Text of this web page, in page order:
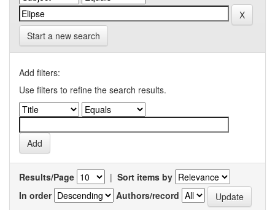
Start a new search
Add filters:
Use filters to refine the search results.
Results/Page | Sort items by
In order
Authors/record